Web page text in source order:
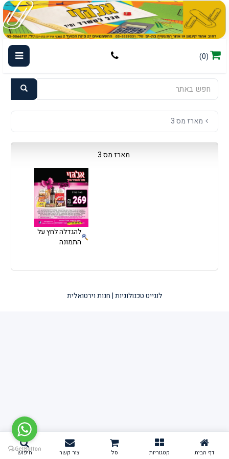
(0)
מארז מס 3
מארז מס 3
להגדלה לחץ על
התמונה
לוגייט טכנולוגיות | חנות וירטואלית
דף הבית קטגוריות סל צור קשר חיפוש